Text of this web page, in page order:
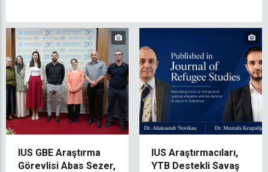
IUS GBE Araştırma
Görevlisi Abas Sezer,
IUS Araştırmacıları,
YTB Destekli Savaş